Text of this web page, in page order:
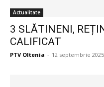
Actualitate
3 SLĂTINENI,
CALIFICAT
PTV Oltenia - 12 septembrie 2025